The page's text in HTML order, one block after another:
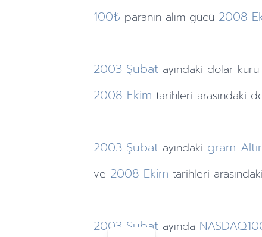
100₺ paranın alım gücü 2008
2003 Şubat ayındaki dolar kuru
2008 Ekim tarihleri arasındaki
2003 Şubat ayındaki gram
ve 2008 Ekim tarihleri arasındaki
2003 Şubat ayında